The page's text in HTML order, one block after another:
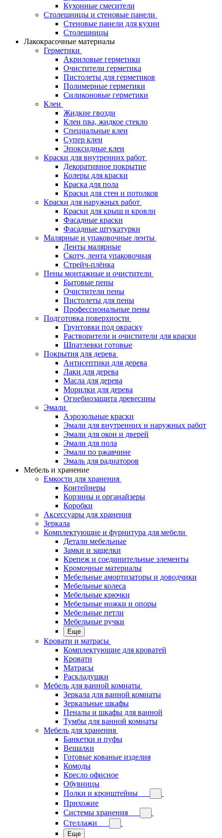
Кухонные смесители
Столешницы и стеновые панели
Стеновые панели для кухни
Столешницы
Лакокрасочные материалы
Герметики
Акриловые герметики
Очистители герметика
Пистолеты для герметиков
Полимерные герметики
Силиконовые герметики
Клеи
Жидкие гвозди
Клеи пва, жидкое стекло
Специальные клеи
Супер клеи
Эпоксидные клеи
Краски для внутренних работ
Декоративное покрытие
Колеры для краски
Краска для пола
Краски для стен и потолков
Краски для наружных работ
Краски для крыш и кровли
Фасадные краски
Фасадные штукатурки
Малярные и упаковочные ленты
Ленты малярные
Скотч, лента упаковочная
Стрейч-плёнка
Пены монтажные и очистители
Бытовые пены
Очистители пены
Пистолеты для пены
Профессиональные пены
Подготовка поверхности
Грунтовки под окраску
Растворители и очистители для краски
Шпатлевки готовые
Покрытия для дерева
Антисептики для дерева
Лаки для дерева
Масла для дерева
Морилки для дерева
Огнебиозащита древесины
Эмали
Аэрозольные краски
Эмали для внутренних и наружных работ
Эмали для окон и дверей
Эмали для пола
Эмали по ржавчине
Эмаль для радиаторов
Мебель и хранение
Емкости для хранения
Контейнеры
Корзины и органайзеры
Коробки
Аксессуары для хранения
Зеркала
Комплектующие и фурнитура для мебели
Детали мебельные
Замки и защелки
Крепеж и соединительные элементы
Кромочные материалы
Мебельные амортизаторы и доводчики
Мебельные колеса
Мебельные крючки
Мебельные ножки и опоры
Мебельные петли
Мебельные ручки
Еще
Кровати и матрасы
Комплектующие для кроватей
Кровати
Матрасы
Раскладушки
Мебель для ванной комнаты
Зеркала для ванной комнаты
Зеркальные шкафы
Пеналы и шкафы для ванной
Тумбы для ванной комнаты
Мебель для хранения
Банкетки и пуфы
Вешалки
Готовые кованые изделия
Комоды
Кресло офисное
Обувницы
Полки и кронштейны
Прихожие
Системы хранения
Стеллажи
Еще